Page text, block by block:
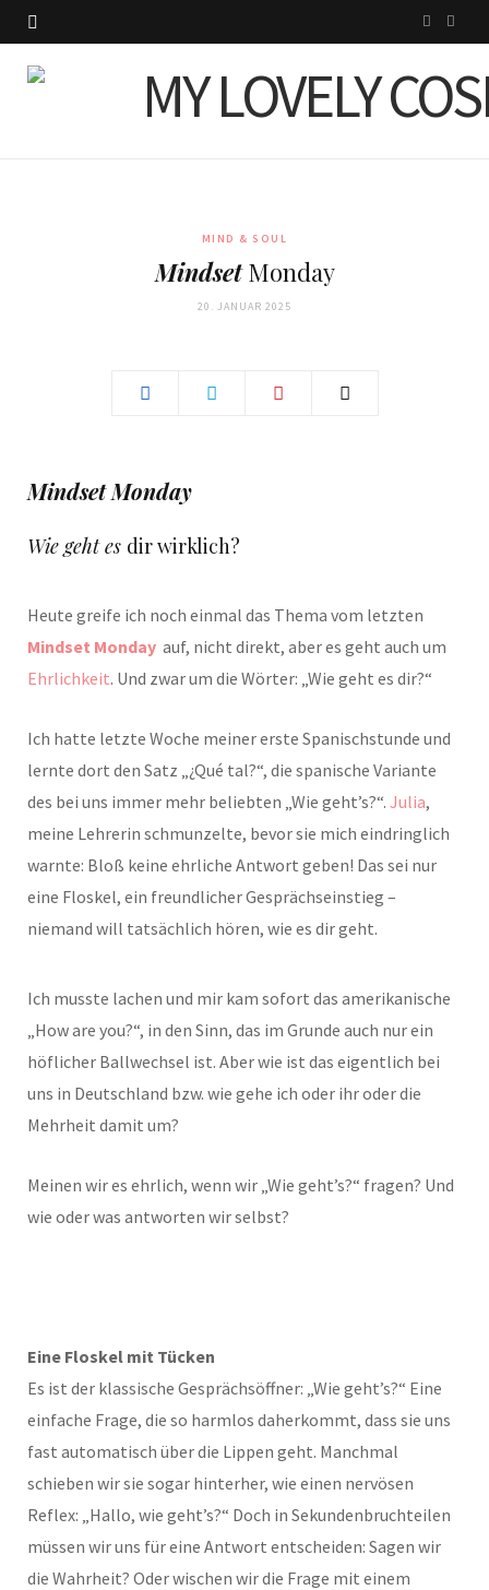
s n
MIND & SOUL
MindsetMonday
20. JANUAR 2025
Mindset Monday
Wie geht es dir wirklich?
Heute greife ich noch einmal das Thema vom letzten
Mindset Monday auf, nicht direkt, aber es geht auch um
Ehrlichkeit. Und zwar um die Wörter: „Wie geht es dir?“
Ich hatte letzte Woche meiner erste Spanischstunde und
lernte dort den Satz „¿Qué tal?“, die spanische Variante
des bei uns immer mehr beliebten „Wie geht’s?“. Julia,
meine Lehrerin schmunzelte, bevor sie mich eindringlich
warnte: Bloß keine ehrliche Antwort geben! Das sei nur
eine Floskel, ein freundlicher Gesprächseinstieg –
niemand will tatsächlich hören, wie es dir geht.
Ich musste lachen und mir kam sofort das amerikanische
„How are you?“, in den Sinn, das im Grunde auch nur ein
höflicher Ballwechsel ist. Aber wie ist das eigentlich bei
uns in Deutschland bzw. wie gehe ich oder ihr oder die
Mehrheit damit um?
Meinen wir es ehrlich, wenn wir „Wie geht’s?“ fragen? Und
wie oder was antworten wir selbst?
Eine Floskel mit Tücken
Es ist der klassische Gesprächsöffner: „Wie geht’s?“ Eine
einfache Frage, die so harmlos daherkommt, dass sie uns
fast automatisch über die Lippen geht. Manchmal
schieben wir sie sogar hinterher, wie einen nervösen
Reflex: „Hallo, wie geht’s?“ Doch in Sekundenbruchteilen
müssen wir uns für eine Antwort entscheiden: Sagen wir
die Wahrheit? Oder wischen wir die Frage mit einem